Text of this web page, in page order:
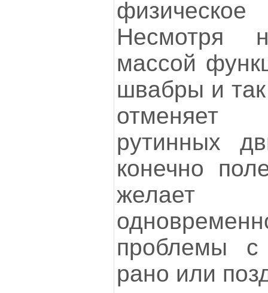
Несмотря
массой
швабры и
отменяет
рутинных
конечно
желает
проблемы с
рано или